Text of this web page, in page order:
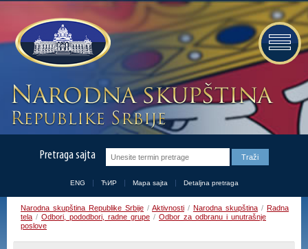
Pretraga sajta
ENG ЋИР Mapa sajta Detaljna pretraga
Narodna skupština Republike Srbije / Aktivnosti / Narodna skupština / Radna
tela / Odbori, pododbori, radne grupe / Odbor za odbranu i unutrašnje
poslove